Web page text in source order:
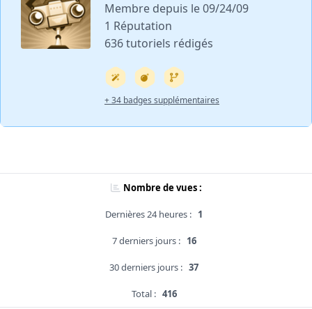
Membre depuis le 09/24/09
1 Réputation
636 tutoriels rédigés
+ 34 badges supplémentaires
Nombre de vues :
Dernières 24 heures : 1
7 derniers jours : 16
30 derniers jours : 37
Total : 416